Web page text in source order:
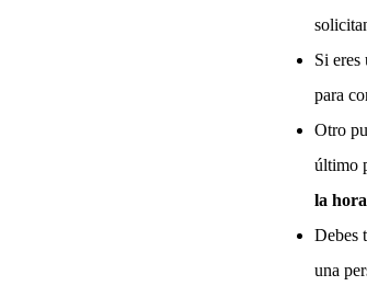
Si eres
para
Otro
último
la
Debes
una